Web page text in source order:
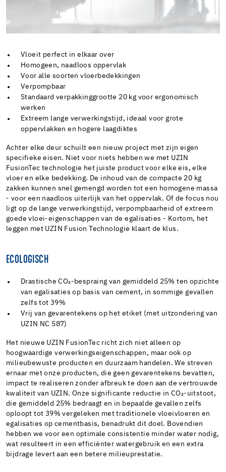
Vloeit perfect in elkaar over
Homogeen, naadloos oppervlak
Voor alle soorten vloerbedekkingen
Verpompbaar
Standaard verpakkinggrootte 20 kg voor ergonomisch
werken
Extreem lange verwerkingstijd, ideaal voor grote
oppervlakken en hogere laagdiktes
Achter elke deur schuilt een nieuw project met zijn eigen
specifieke eisen. Niet voor niets hebben we met UZIN
FusionTec technologie het juiste product voor elke eis, elke
vloer en elke bedekking. De inhoud van de compacte 20 kg
zakken kunnen snel gemengd worden tot een homogene massa
- voor een naadloos uiterlijk van het oppervlak. Of de focus nou
ligt op de lange verwerkingstijd, verpompbaarheid of extreem
goede vloei-eigenschappen van de egalisaties - Kortom, het
leggen met UZIN Fusion Technologie klaart de klus.
ECOLOGISCH
Drastische CO₂-bespraing van gemiddeld 25% ten opzichte
van egalisaties op basis van cement, in sommige gevallen
zelfs tot 39%
Vrij van gevarentekens op het etiket (met uitzondering van
UZIN NC 587)
Het nieuwe UZIN FusionTec richt zich niet alleen op
hoogwaardige verwerkingseigenschappen, maar ook op
milieubewuste producten en duurzaam handelen. We streven
ernaar met onze producten, die geen gevarentekens bevatten,
impact te realiseren zonder afbreuk te doen aan de vertrouwde
kwaliteit van UZIN. Onze significante reductie in CO₂-uitstoot,
die gemiddeld 25% bedraagt en in bepaalde gevallen zelfs
oploopt tot 39% vergeleken met traditionele vloeivloeren en
egalisaties op cementbasis, benadrukt dit doel. Bovendien
hebben we voor een optimale consistentie minder water nodig,
wat resulteert in een efficiënter watergebruik en een extra
bijdrage levert aan een betere milieuprestatie.